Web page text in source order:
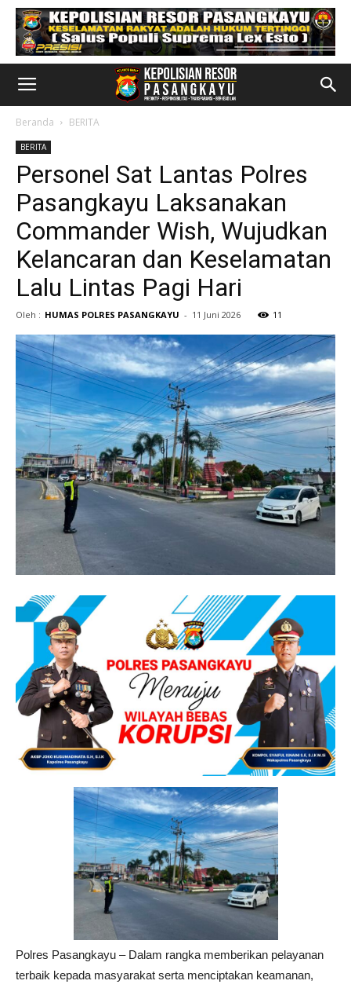
Beranda BERITA
BERITA
Personel Sat Lantas Polres
Pasangkayu Laksanakan
Commander Wish, Wujudkan
Kelancaran dan Keselamatan
Lalu Lintas Pagi Hari
Oleh : HUMAS POLRES PASANGKAYU - 11 Juni 2026 11
Polres Pasangkayu – Dalam rangka memberikan pelayanan
terbaik kepada masyarakat serta menciptakan keamanan,